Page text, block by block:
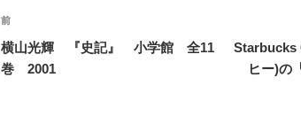
投
稿
ナ
前
の
投
前
横山光輝 『史記』 小学館 全11
巻 2001
Starbucks
ヒー)の